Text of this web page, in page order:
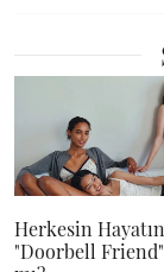
Herkesin
"Doorbell